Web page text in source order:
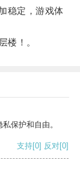
稳定，游戏体
！。
保护和自由。
支持[0] 反对[0]